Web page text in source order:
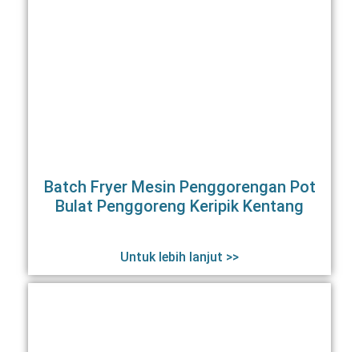
Batch Fryer Mesin Penggorengan Pot
Bulat Penggoreng Keripik Kentang
Untuk lebih lanjut >>